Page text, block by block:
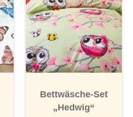
Bettwäsche-Set
„Hedwig“